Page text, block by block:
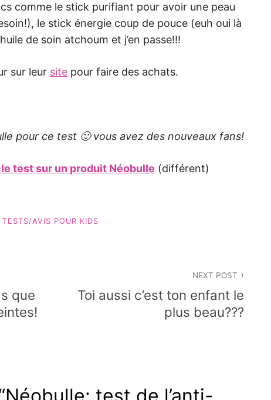
comme le stick purifiant pour avoir une peau
le stick énergie coup de pouce (euh oui là
de soin atchoum et j’en passe!!!
sur leur site pour faire des achats.
pour ce test 🙂 vous avez des nouveaux fans!
test sur un produit Néobulle (différent)
TESTS/AVIS POUR KIDS
que
NEXT POST
Toi aussi c’est ton enfant le
plus beau???